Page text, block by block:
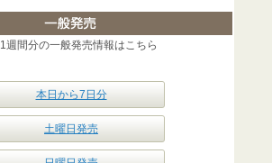
1週間分の一般発売情報はこちら
本日から7日分
土曜日発売